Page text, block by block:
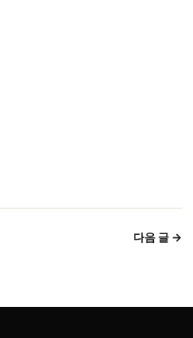
다음 글 →